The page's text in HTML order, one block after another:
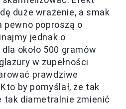
duże wrażenie, a smak
pewno poproszą o
jednak o
około 500 gramów
w zupełności
prawdziwe
by pomyślał, że tak
tak diametralnie zmienić